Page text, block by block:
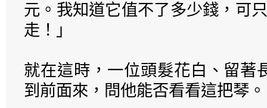
元。我知道它值不了多少錢，可
走！」
就在這時，一位頭髮花白、留著
到前面來，問他能否看看這把琴。